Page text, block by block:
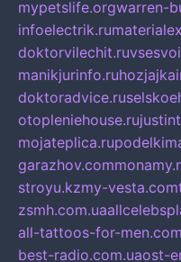
mypetslife.orgwarren-
infoelectrik.ru
doktorvilechit.ru
manikjurinfo.ru
doktoradvice.ru
otopleniehouse.ru
mojateplica.ru
garazhov.com
stroyu.kzmy-vesta.com
zsmh.com.ua
all-tattoos-for-men.com
best-radio.com.uaost-